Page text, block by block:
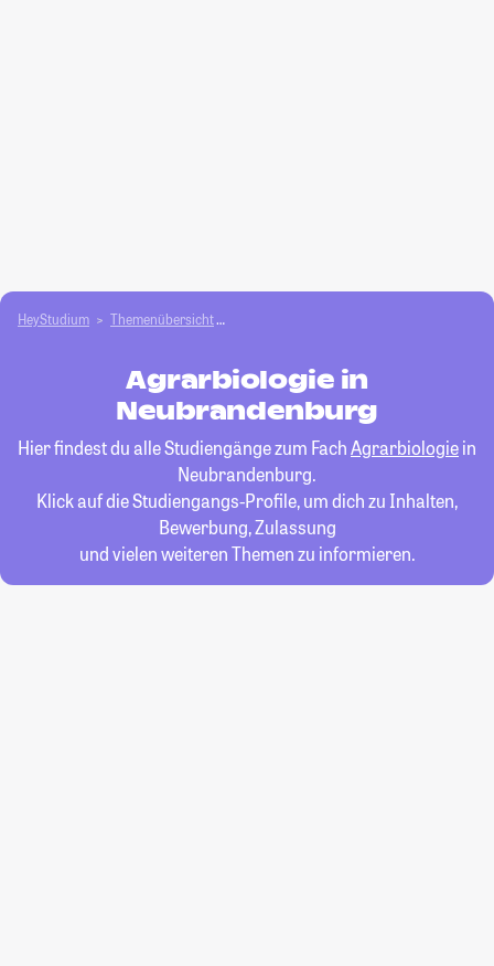
HeyStudium Themenübersicht
Agrarbiologie in
Neubrandenburg
Hier findest du alle Studiengänge zum FachAgrarbiologiein
Neubrandenburg.
Klick auf die Studiengangs-Profile, um dich zu Inhalten,
Bewerbung, Zulassung
und vielen weiteren Themen zu informieren.